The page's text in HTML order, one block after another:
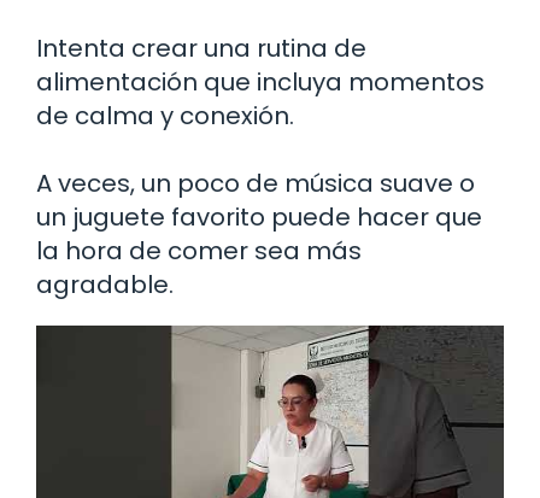
Intenta crear una rutina de
alimentación que incluya momentos
de calma y conexión.
A veces, un poco de música suave o
un juguete favorito puede hacer que
la hora de comer sea más
agradable.